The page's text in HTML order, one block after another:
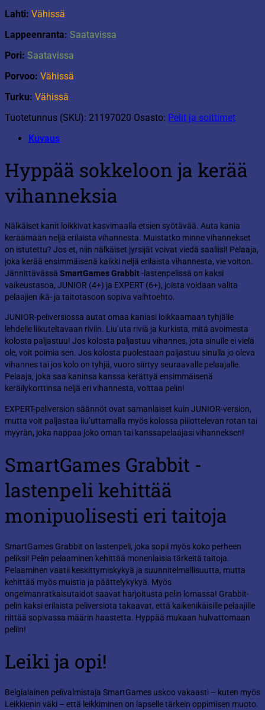
Lahti: Vähissä
Lappeenranta: Saatavissa
Pori: Saatavissa
Porvoo: Vähissä
Turku: Vähissä
Tuotetunnus (SKU): 21197020 Osasto: Pelit ja soittimet
Kuvaus
Hyppää sokkeloon ja kerää
vihanneksia
Nälkäiset kanit loikkivat kasvimaalla etsien syötävää. Auta kania
keräämään neljä erilaista vihannesta. Muistatko minne vihannekset
on istutettu? Jos et, niin nälkäiset jyrsijät voivat viedä saaliisi! Pelaaja,
joka kerää ensimmäisenä kaikki neljä erilaista vihannesta, vie voiton.
Jännittävässä SmartGames Grabbit-lastenpelissä on kaksi
vaikeustasoa, JUNIOR (4+) ja EXPERT (6+), joista voidaan valita
pelaajien ikä- ja taitotasoon sopiva vaihtoehto.
JUNIOR-peliversiossa autat omaa kaniasi loikkaamaan tyhjälle
lehdelle liikuteltavaan riviin. Liu’uta riviä ja kurkista, mitä avoimesta
kolosta paljastuu! Jos kolosta paljastuu vihannes, jota sinulle ei vielä
ole, voit poimia sen. Jos kolosta puolestaan paljastuu sinulla jo oleva
vihannes tai jos kolo on tyhjä, vuoro siirtyy seuraavalle pelaajalle.
Pelaaja, joka saa kaninsa kanssa kerättyä ensimmäisenä
keräilykorttinsa neljä eri vihannesta, voittaa pelin!
EXPERT-peliversion säännöt ovat samanlaiset kuin JUNIOR-version,
mutta voit paljastaa liu’uttamalla myös kolossa piilottelevan rotan tai
myyrän, joka nappaa joko oman tai kanssapelaajasi vihanneksen!
SmartGames Grabbit -
lastenpeli kehittää
monipuolisesti eri taitoja
SmartGames Grabbit on lastenpeli, joka sopii myös koko perheen
peliksi! Pelin pelaaminen kehittää monenlaisia tärkeitä taitoja.
Pelaaminen vaatii keskittymiskykyä ja suunnitelmallisuutta, mutta
kehittää myös muistia ja päättelykykyä. Myös
ongelmanratkaisutaidot saavat harjoitusta pelin lomassa! Grabbit-
pelin kaksi erilaista peliversiota takaavat, että kaikenikäisille pelaajille
riittää sopivassa määrin haastetta. Hyppää mukaan hulvattomaan
peliin!
Leiki ja opi!
Belgialainen pelivalmistaja SmartGames uskoo vakaasti – kuten myös
Leikkienin väki – että leikkiminen on lapselle tärkein oppimisen muoto.